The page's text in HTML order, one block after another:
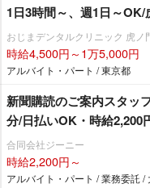
1日3時間～、週1日～
おじまデンタルクリニック 虎ノ
時給4,500円～1万5,000円
アルバイト・パート / 東京都
新聞購読のご案内スタッ
分/日払いOK・時給2,200
合同会社ジーニー
時給2,200円～
アルバイト・パート / 業務委託 /